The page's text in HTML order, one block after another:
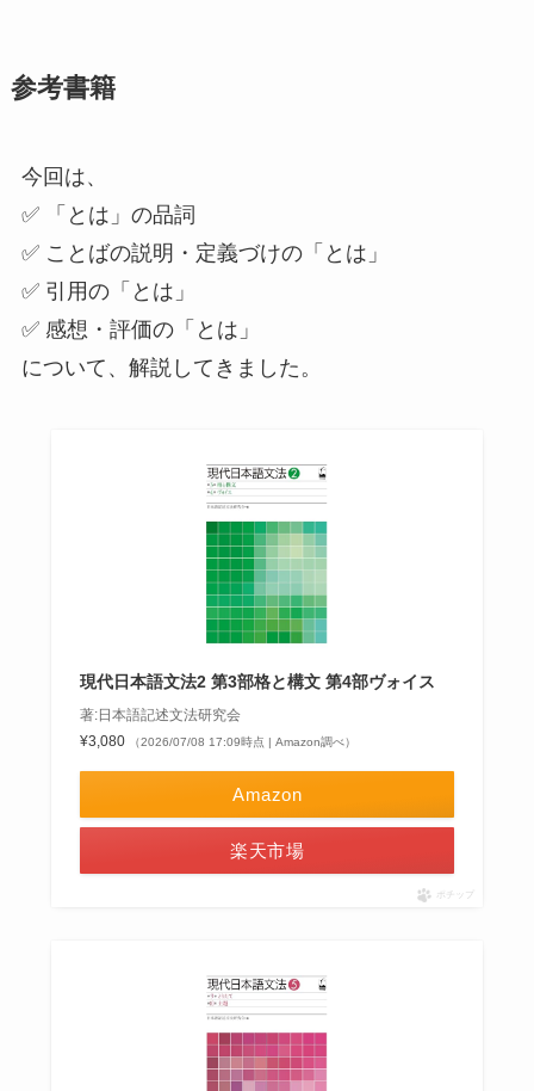
参考書籍
今回は、
✅ 「とは」の品詞
✅ ことばの説明・定義づけの「とは」
✅ 引用の「とは」
✅ 感想・評価の「とは」
について、解説してきました。
現代日本語文法2 第3部格と構文 第4部ヴォイス
著:日本語記述文法研究会
¥3,080
（2026/07/08 17:09時点 | Amazon調べ）
Amazon
楽天市場
ポチップ